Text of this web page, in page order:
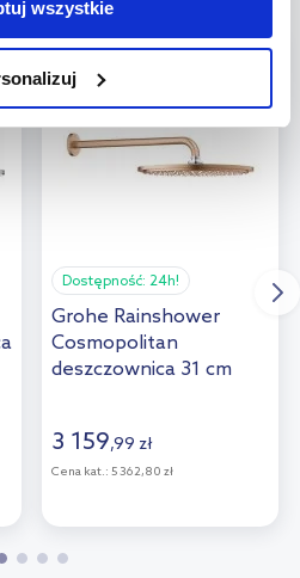
pliki cookie mogą mieć wpływ
niedostosowanych do potrzeb
na temat plików plików cookie,
Jeśli chcesz uzyskać więcej
wszystkie
multirabaty
Dostępność: 24h!
Grohe Rainshower
Cosmopolitan
deszczownica 31 cm
warm sunset 26066DL0
3 159,99 zł
Cena kat.: 5 362,80 zł